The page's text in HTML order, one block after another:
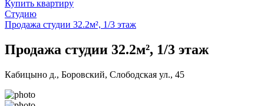
Купить квартиру
Студию
Продажа студии 32.2м², 1/3 этаж
Продажа студии 32.2м², 1/3 этаж
Кабицыно д., Боровский, Слободская ул., 45